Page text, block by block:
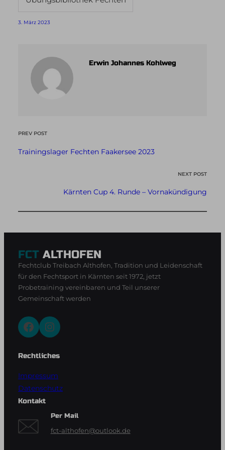
3. März 2023
Erwin Johannes Kohlweg
PREV POST
Trainingslager Fechten Faakersee 2023
NEXT POST
Kärnten Cup 4. Runde – Vornakündigung
FCT ALTHOFEN
Fechtclub Treibach Althofen, Tradition und Leidenschaft
für den Fechtsport in Kärnten seit 1972, jetzt
Probetraining vereinbaren und Teil unserer
Gemeinschaft werden
Facebook Instagram
Rechtliches
Impressum
Datenschutz
Kontakt
Per Mail
fct-althofen@outlook.de